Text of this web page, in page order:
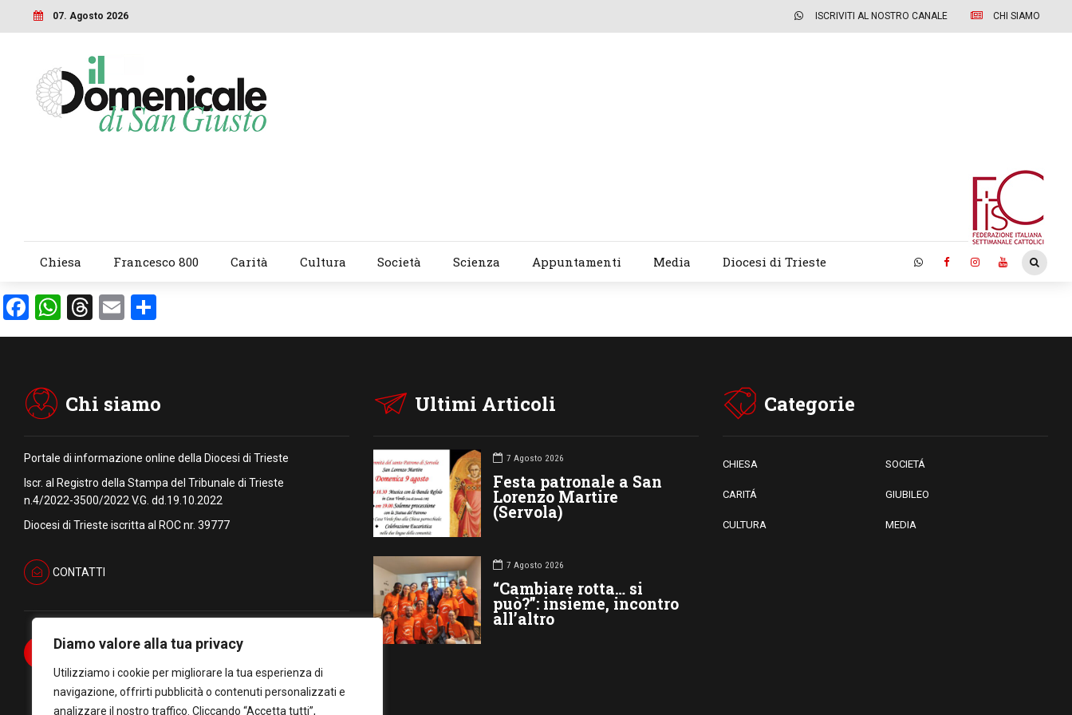
Diamo valore alla tua privacy
Utilizziamo i cookie per migliorare la tua esperienza di
navigazione, offrirti pubblicità o contenuti personalizzati e
analizzare il nostro traffico. Cliccando “Accetta tutti”,
07. Agosto 2026 ISCRIVITI AL NOSTRO CANALE CHI SIAMO
Chiesa Francesco 800 Carità Cultura Società Scienza Appuntamenti Media Diocesi di Trieste
Facebook
WhatsApp
Threads
Email
Chi siamo
Portale di informazione online della Diocesi di Trieste
Iscr. al Registro della Stampa del Tribunale di Trieste
n.4/2022-3500/2022 V.G. dd.19.10.2022
Diocesi di Trieste iscritta al ROC nr. 39777
CONTATTI
Ultimi Articoli
7 Agosto 2026
Festa patronale a San
Lorenzo Martire
(Servola)
7 Agosto 2026
“Cambiare rotta… si
può?”: insieme, incontro
all’altro
Categorie
CHIESA SOCIETÁ
CARITÁ GIUBILEO
CULTURA MEDIA